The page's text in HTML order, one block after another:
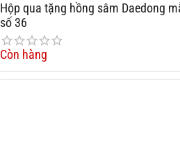
Hộp qua tặng hồng sâm Daedong
số 36
Còn hàng